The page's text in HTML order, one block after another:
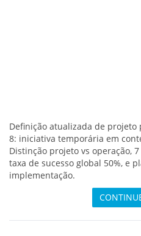
Definição atualizada de projeto
8: iniciativa temporária em
Distinção projeto vs operação,
taxa de sucesso global 50%, e
implementação.